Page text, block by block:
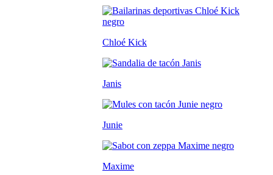
Chloé Kick
Janis
Junie
Maxime